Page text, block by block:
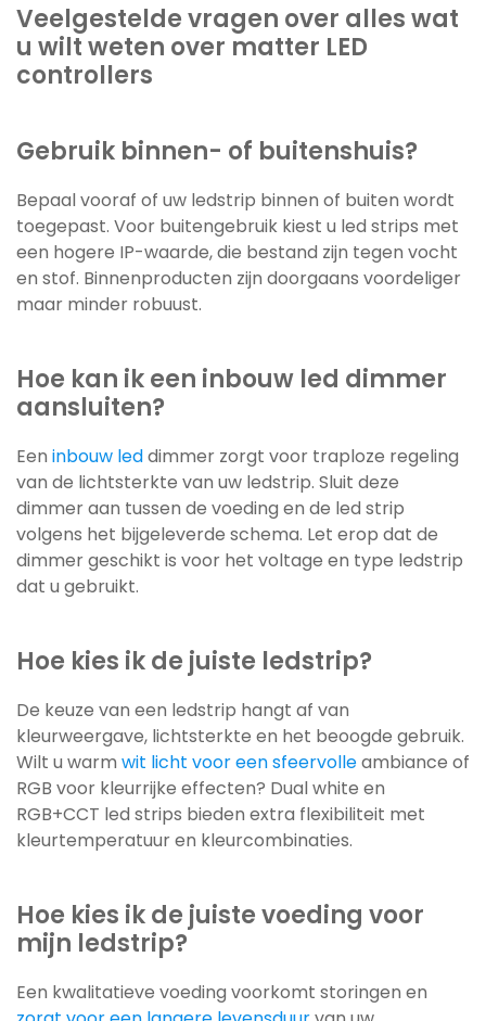
Veelgestelde vragen over alles wat
u wilt weten over matter LED
controllers
Gebruik binnen- of buitenshuis?
Bepaal vooraf of uw ledstrip binnen of buiten wordt
toegepast. Voor buitengebruik kiest u led strips met
een hogere IP-waarde, die bestand zijn tegen vocht
en stof. Binnenproducten zijn doorgaans voordeliger
maar minder robuust.
Hoe kan ik een inbouw led dimmer
aansluiten?
Een inbouw leddimmer zorgt voor traploze regeling
van de lichtsterkte van uw ledstrip. Sluit deze
dimmer aan tussen de voeding en de led strip
volgens het bijgeleverde schema. Let erop dat de
dimmer geschikt is voor het voltage en type ledstrip
dat u gebruikt.
Hoe kies ik de juiste ledstrip?
De keuze van een ledstrip hangt af van
kleurweergave, lichtsterkte en het beoogde gebruik.
Wilt u warm wit licht voor een sfeervolleambiance of
RGB voor kleurrijke effecten? Dual white en
RGB+CCT led strips bieden extra flexibiliteit met
kleurtemperatuur en kleurcombinaties.
Hoe kies ik de juiste voeding voor
mijn ledstrip?
Een kwalitatieve voeding voorkomt storingen en